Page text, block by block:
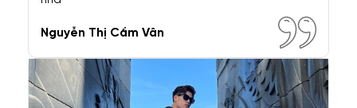
Chó Mèo Bị Tiêu Chảy: Nguyên
Nhân & Cách Chữa Đơn Giản,